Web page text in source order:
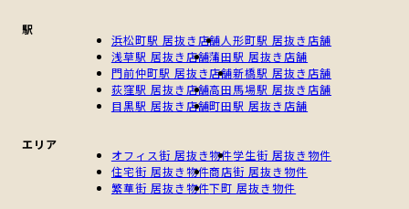
駅
浜松町駅 居抜き店舗人形町駅 居抜き店舗
浅草駅 居抜き店舗蒲田駅 居抜き店舗
門前仲町駅 居抜き店舗新橋駅 居抜き店舗
荻窪駅 居抜き店舗高田馬場駅 居抜き店舗
目黒駅 居抜き店舗町田駅 居抜き店舗
エリア
オフィス街 居抜き物件学生街 居抜き物件
住宅街 居抜き物件商店街 居抜き物件
繁華街 居抜き物件下町 居抜き物件